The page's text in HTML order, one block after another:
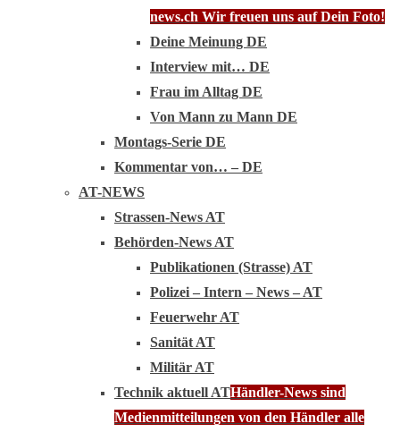
news.ch Wir freuen uns auf Dein Foto!
Deine Meinung DE
Interview mit… DE
Frau im Alltag DE
Von Mann zu Mann DE
Montags-Serie DE
Kommentar von… – DE
AT-NEWS
Strassen-News AT
Behörden-News AT
Publikationen (Strasse) AT
Polizei – Intern – News – AT
Feuerwehr AT
Sanität AT
Militär AT
Technik aktuell ATHändler-News sind
Medienmitteilungen von den Händler alle